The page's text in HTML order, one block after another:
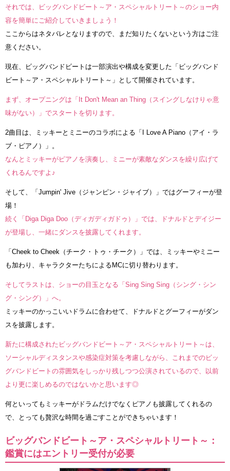
それでは、ビッグバンドビート～ア・スペシャルトリート～のショー内
容を簡単にご紹介していきましょう！
ここからはネタバレとなりますので、まだ知りたくないという方はご注
意ください。
現在、ビッグバンドビートは一部演出や構成を変更した「ビッグバンド
ビート～ア・スペシャルトリート～」として開催されています。
まず、オープニングは「It Don't Mean an Thing（スイングしなけりゃ意
味がない）」でスタートを切ります。
2曲目は、ミッキーとミニーのコラボによる「I Love A Piano（アイ・ラ
ブ・ピアノ）」。
なんとミッキーがピアノを演奏し、ミニーが素敵なダンスを繰り広げて
くれるんですよ♪
そして、「Jumpin' Jive（ジャンピン・ジャイブ）」ではグーフィーが登
場！
続く「Diga Diga Doo（ディガディガドゥ）」では、ドナルドとデイジー
が登場し、一緒にダンスを披露してくれます。
「Cheek to Cheek（チーク・トゥ・チーク）」では、ミッキーやミニー
も加わり、キャラクターたちによるMCに切り替わります。
そしてラストは、ショーの目玉となる「Sing Sing Sing（シング・シン
グ・シング）」へ。
ミッキーのかっこいいドラムに合わせて、ドナルドとグーフィーがダン
スを披露します。
新たに構成されたビッグバンドビート～ア・スペシャルトリート～は、
ソーシャルディスタンスや感染症対策を考慮しながら、これまでのビッ
グバンドビートの雰囲気をしっかり残しつつ公演されているので、以前
より更に楽しめるのではないかと思います◎
何といってもミッキーがドラムだけでなくピアノも披露してくれるの
で、とっても贅沢な時間を過ごすことができちゃいます！
ビッグバンドビート～ア・スペシャルトリート～：
鑑賞にはエントリー受付が必要